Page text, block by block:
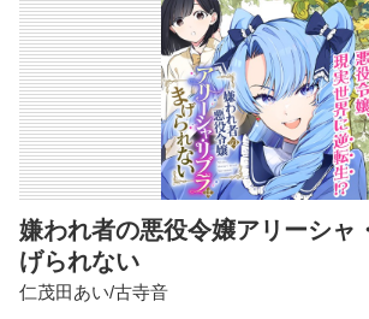
嫌われ者の悪役令嬢アリーシャ
げられない
仁茂田あい/古寺音